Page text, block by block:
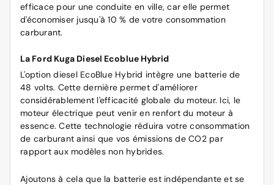
efficace pour une conduite en ville, car elle permet
d'économiser jusqu'à 10 % de votre consommation
carburant.
La Ford Kuga Diesel Ecoblue Hybrid
L'option diesel EcoBlue Hybrid intègre une batterie de
48 volts. Cette dernière permet d'améliorer
considérablement l'efficacité globale du moteur. Ici, le
moteur électrique peut venir en renfort du moteur à
essence. Cette technologie réduira votre consommation
de carburant ainsi que vos émissions de CO2 par
rapport aux modèles non hybrides.
Ajoutons à cela que la batterie est indépendante et se